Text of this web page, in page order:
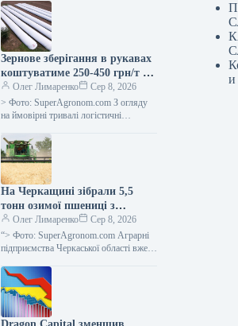
Зернове зберігання в рукавах
коштуватиме 250-450 грн/т за
наявності логістичних
труднощів —
SuperAgronom.com
Олег Лимаренко
Сер 8, 2026
> Фото: SuperAgronom.com З огляду
на ймовірні тривалі логістичні
підприємства розглядають можливість
розширення зберігання зерна за
На Черкащині зібрали 5,5
тонн озимої пшениці з
гектара, ярого ячменю — 4,99
тонн з гектара.
Олег Лимаренко
Сер 8, 2026
“> Фото: SuperAgronom.com Аграрні
підприємства Черкаської області вже
зернових нового врожаю. Цю
інформацію надав начальник…
и